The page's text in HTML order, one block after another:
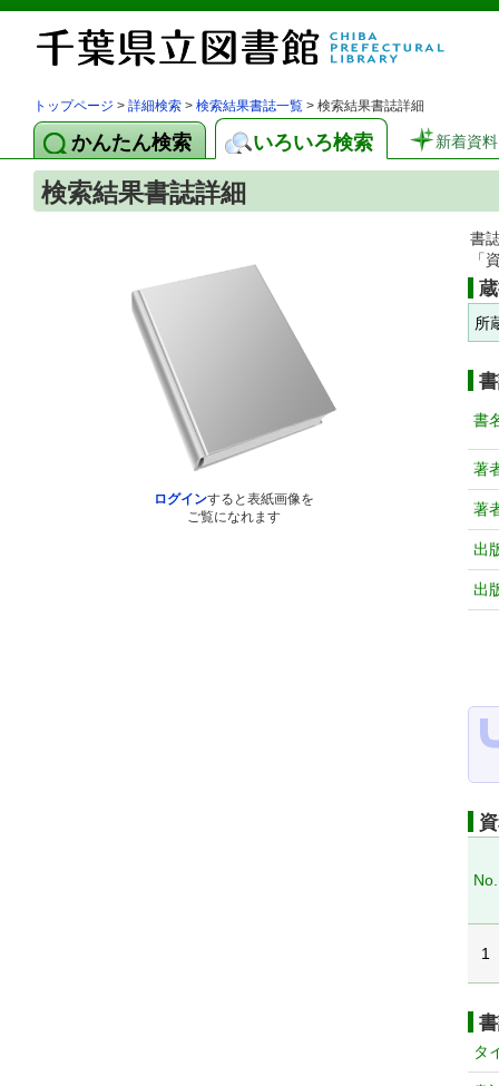
トップページ > 詳細検索 > 検索結果書誌一覧 > 検索結果書誌詳細
かんたん検索 いろいろ検索 新着資料
検索結果書誌詳細
ログインすると表紙画像を
ご覧になれます
書
「
所
書
著
著
出
出
No.
1
タ